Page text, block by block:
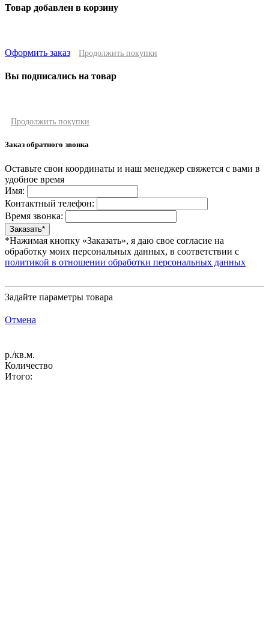
Товар добавлен в корзину
Оформить заказ Продолжить покупки
Вы подписались на товар
Продолжить покупки
Заказ обратного звонка
Оставьте свои координаты и наш менеджер свяжется с вами в
удобное время
Имя:
Контактный телефон:
Время звонка:
*Нажимая кнопку «Заказать», я даю свое согласие на
обработку моих персональных данных, в соответствии с
политикой в отношении обработки персональных данных
Задайте параметры товара
Отмена
р./кв.м.
Количество
Итого: